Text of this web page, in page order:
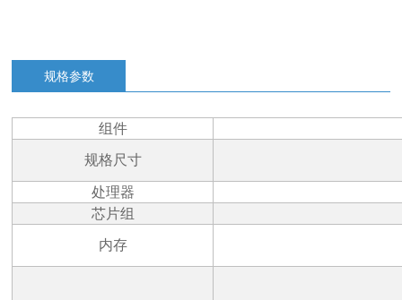
规格参数
组件
规格尺寸
处理器
芯片组
内存